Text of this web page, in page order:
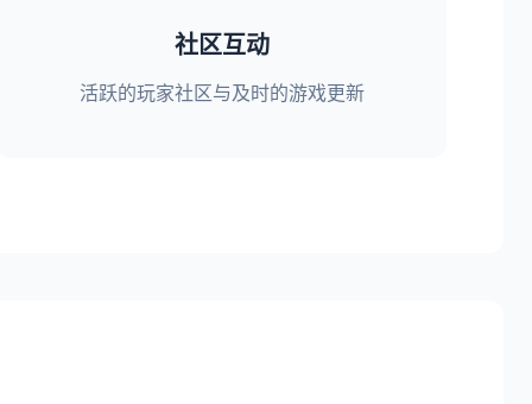
社区互动
活跃的玩家社区与及时的游戏更新